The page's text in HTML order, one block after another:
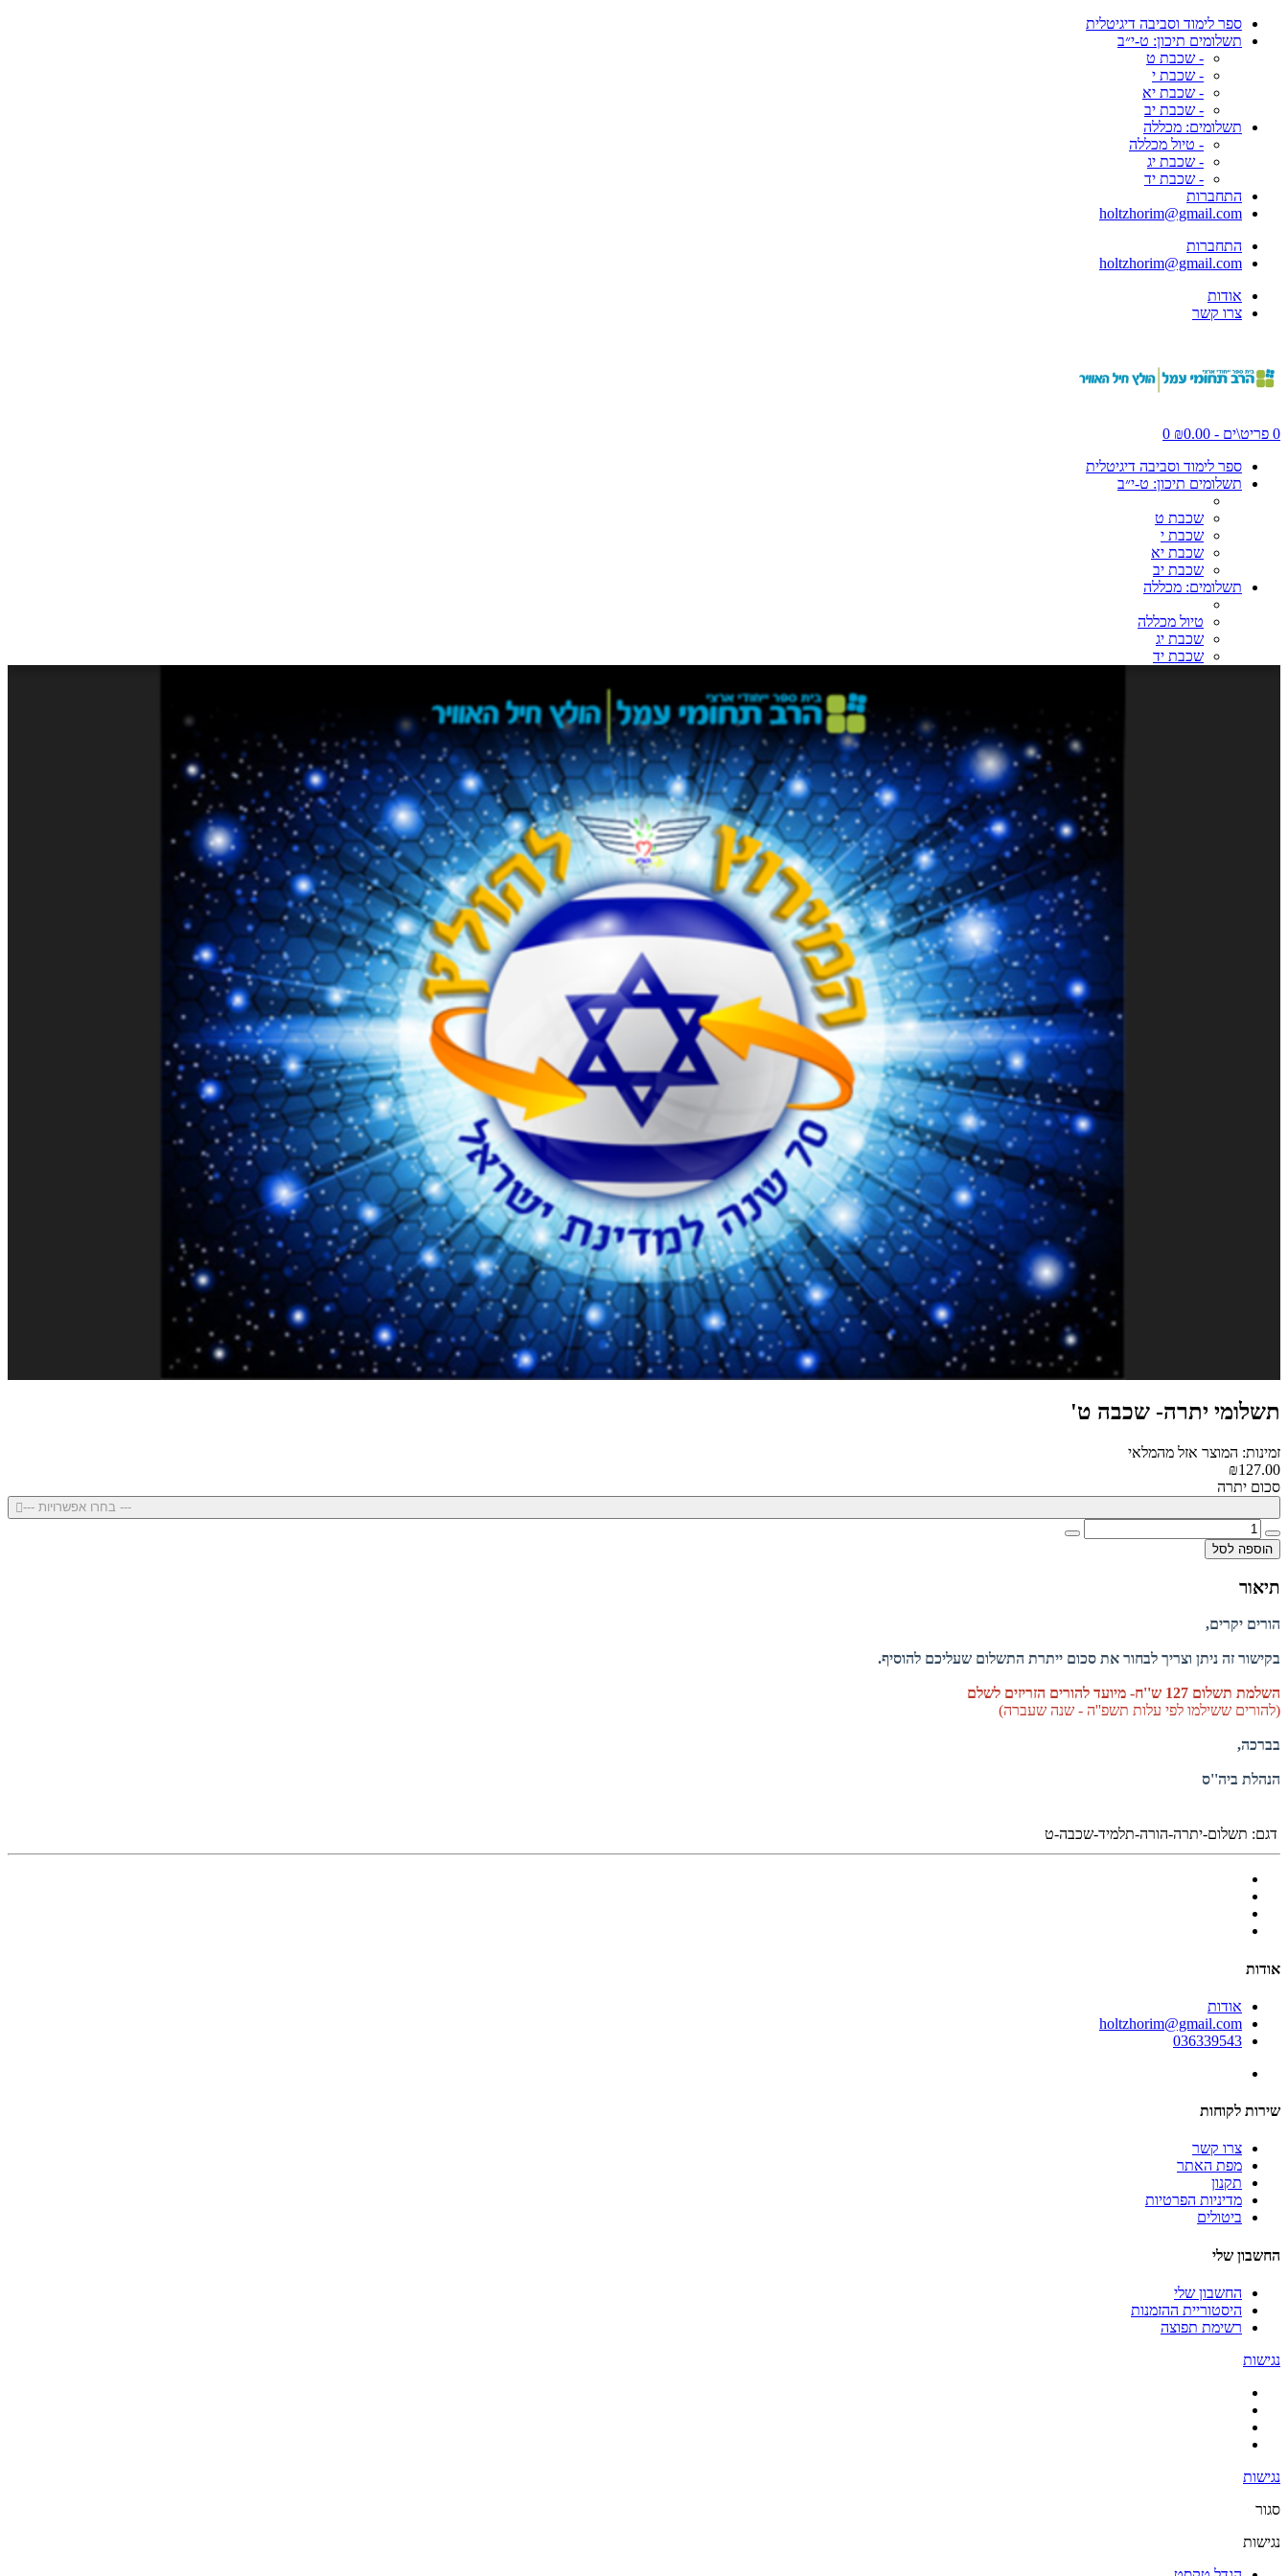
ספר לימוד וסביבה דיגיטלית
תשלומים תיכון: ט-י״ב
- שכבת ט
- שכבת י
- שכבת יא
- שכבת יב
תשלומים: מכללה
- טיול מכללה
- שכבת יג
- שכבת יד
התחברות
holtzhorim@gmail.com
התחברות
holtzhorim@gmail.com
אודות
צרו קשר
0 פריט\ים - ₪0.00
0
ספר לימוד וסביבה דיגיטלית
תשלומים תיכון: ט-י״ב
שכבת ט
שכבת י
שכבת יא
שכבת יב
תשלומים: מכללה
טיול מכללה
שכבת יג
שכבת יד
תשלומי יתרה- שכבה ט'
זמינות: המוצר אזל מהמלאי
₪127.00
סכום יתרה
--- בחרו אפשרויות ---
הוספה לסל
תיאור
הורים יקרים,
בקישור זה ניתן וצריך לבחור את סכום ייתרת התשלום שעליכם להוסיף.
השלמת תשלום 127 ש''ח- מיועד להורים הזריזים לשלם
(להורים ששילמו לפי עלות תשפ''ה - שנה שעברה)
בברכה,
הנהלת ביה''ס
דגם: תשלום-יתרה-הורה-תלמיד-שכבה-ט
אודות
אודות
holtzhorim@gmail.com
036339543
שירות לקוחות
צרו קשר
מפת האתר
תקנון
מדיניות הפרטיות
ביטולים
החשבון שלי
החשבון שלי
היסטוריית ההזמנות
רשימת תפוצה
נגישות
נגישות
סגור
נגישות